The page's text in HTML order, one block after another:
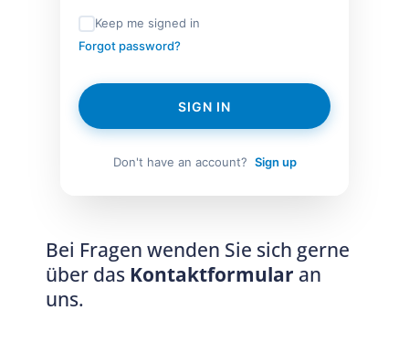
Keep me signed in
Forgot password?
SIGN IN
Don't have an account? Sign up
Bei Fragen wenden Sie sich gerne
über das Kontaktformular an
uns.